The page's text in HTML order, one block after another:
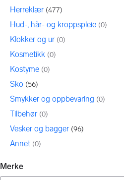
Herreklær (477)
Hud-, hår- og kroppspleie (0)
Klokker og ur (0)
Kosmetikk (0)
Kostyme (0)
Sko (56)
Smykker og oppbevaring (0)
Tilbehør (0)
Vesker og bagger (96)
Annet (0)
Merke